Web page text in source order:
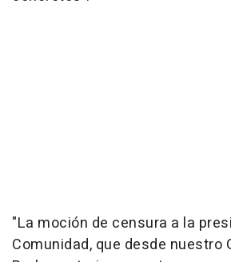
"La moción de censura a la
Comunidad, que desde nuestro